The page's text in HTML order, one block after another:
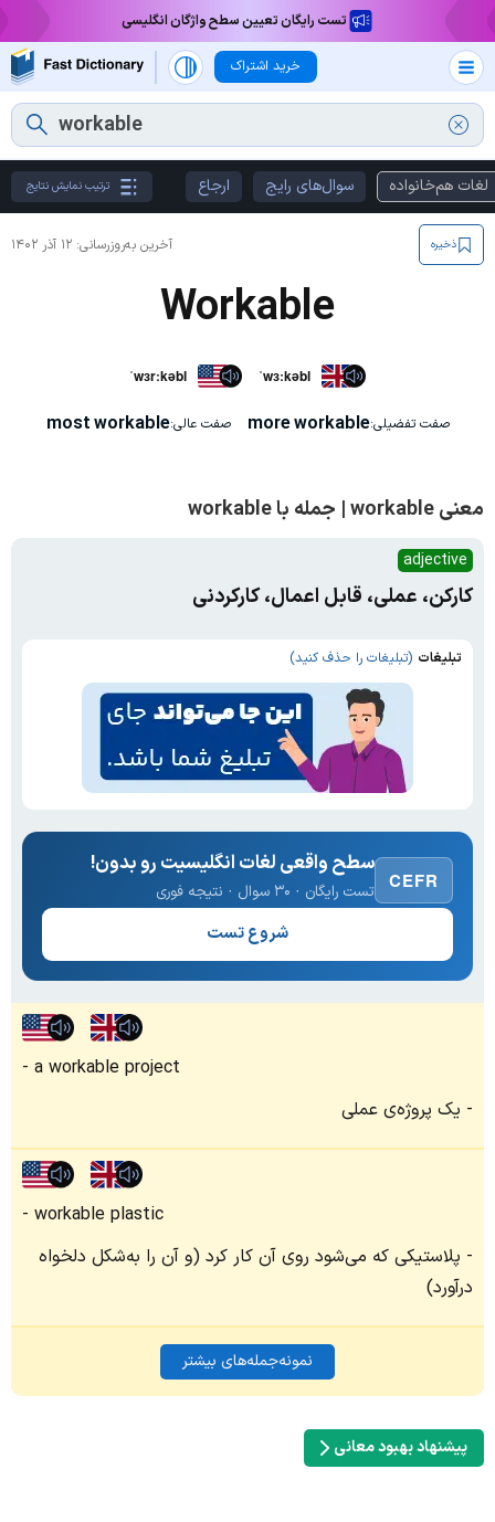
تست رایگان تعیین سطح واژگان انگلیسی
خرید اشتراک
لغات هم‌خانواده سوال‌های رایج ارجاع ترتیب نمایش نتایج
آخرین به‌روزرسانی: ۱۲ آذر ۱۴۰۲ ذخیره
Workable
ˈwɜrːkəbl ˈwɜːkəbl
صفت تفضیلی:more workable صفت عالی:most workable
معنی workable | جمله با workable
adjective
کارکن، عملی، قابل اعمال، کارکردنی
تبلیغات (تبلیغات را حذف کنید)
CEFR
سطح واقعی لغات انگلیسیت رو بدون!
تست رایگان · ۳۰ سوال · نتیجه فوری
شروع تست
a workable project
یک پروژه‌ی عملی
workable plastic
پلاستیکی که می‌شود روی آن کار کرد (و آن را به‌شکل دلخواه
درآورد)
نمونه‌جمله‌های بیشتر
پیشنهاد بهبود معانی